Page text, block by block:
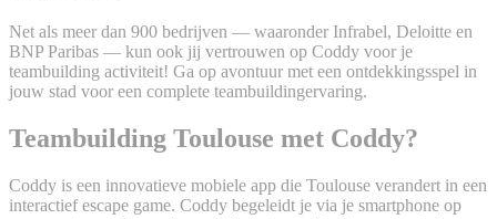
Net als meer dan 900 bedrijven — waaronder Infrabel, Deloitte en
BNP Paribas — kun ook jij vertrouwen op Coddy voor je
teambuilding activiteit! Ga op avontuur met een ontdekkingsspel in
jouw stad voor een complete teambuildingervaring.
Teambuilding Toulouse met Coddy?
Coddy is een innovatieve mobiele app die Toulouse verandert in een
interactief escape game. Coddy begeleidt je via je smartphone op